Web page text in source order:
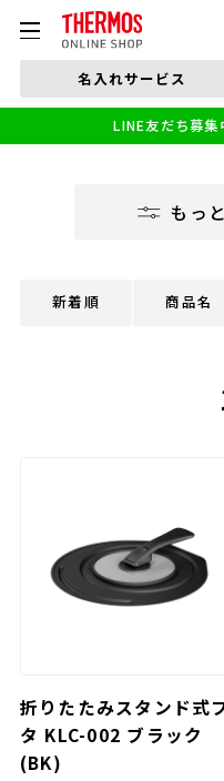
部品
本体品番やキーワード
食洗機対応 新
名入れサービス
LINE友だち募集
もっ
新着順 商品名
折りたたみスタンド式
タ KLC-002 ブラック
(BK)